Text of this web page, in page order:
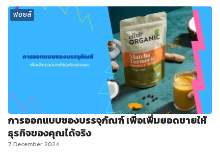
ฟอยล์
การออกแบบซองบรรจุภัณฑ์ เพื่อเพิ่มยอดขายให้
ธุรกิจของคุณได้จริง
7 December 2024